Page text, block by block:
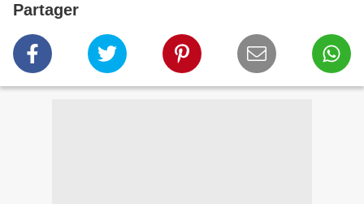
Partager